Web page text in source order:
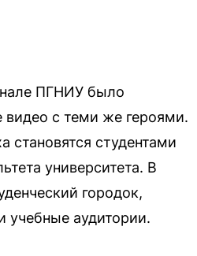
ПГНИУ было
видео с теми же героями.
становятся студентами
университета. В
городок,
учебные аудитории.